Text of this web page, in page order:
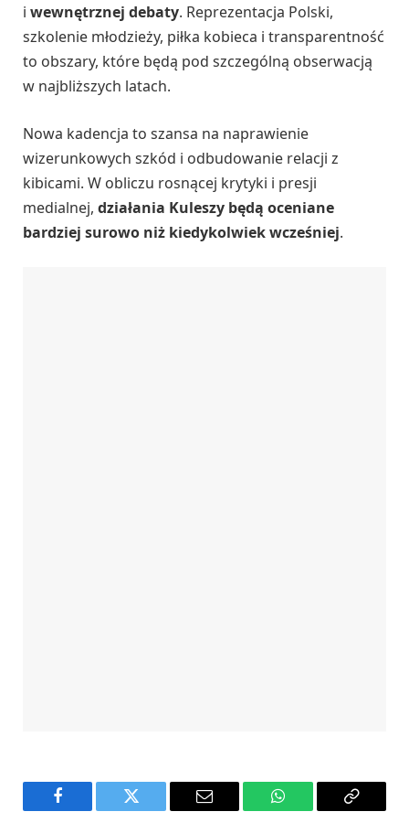
i wewnętrznej debaty. Reprezentacja Polski,
szkolenie młodzieży, piłka kobieca i transparentność
to obszary, które będą pod szczególną obserwacją
w najbliższych latach.
Nowa kadencja to szansa na naprawienie
wizerunkowych szkód i odbudowanie relacji z
kibicami. W obliczu rosnącej krytyki i presji
medialnej, działania Kuleszy będą oceniane
bardziej surowo niż kiedykolwiek wcześniej.
Facebook Twitter Email WhatsAppCopy